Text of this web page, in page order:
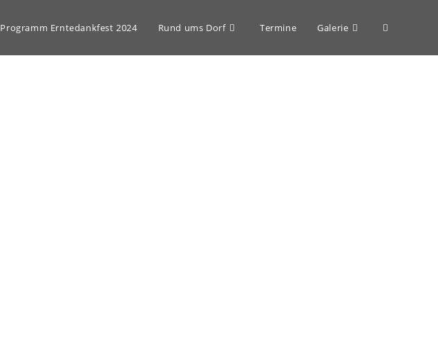
Programm Erntedankfest 2024 Rund ums Dorf Termine Galerie